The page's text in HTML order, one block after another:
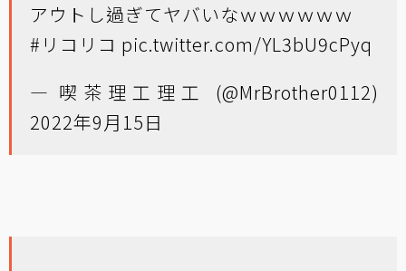
アウトし過ぎてヤバいなｗｗｗｗｗｗ
#リコリコ pic.twitter.com/YL3bU9cPyq
— 喫茶理工理工 (@MrBrother0112)
2022年9月15日